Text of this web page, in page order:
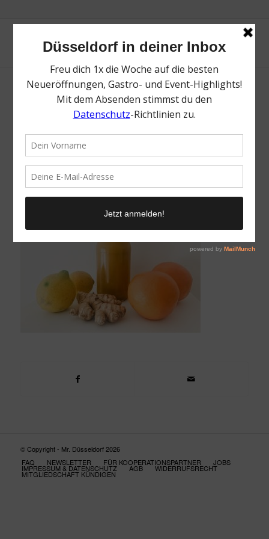
Vitamin-Booster selbstgemacht! | Die Top
Smoothies | Magazin | Mr. Düsseldorf | Foto:
Friederike Hegemann
27. Januar 2022
© Copyright - Mr. Düsseldorf 2026
FAQ
NEWSLETTER FÜR KOOPERATIONSPARTNER JOBS
IMPRESSUM & DATENSCHUTZ AGB WIDERRUFSRECHT
MITGLIEDSCHAFT KÜNDIGEN